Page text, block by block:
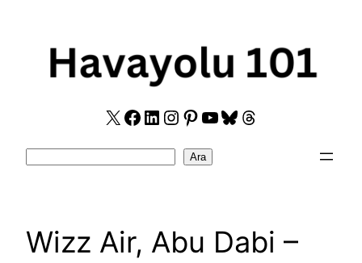
X Facebook
LinkedIn
Instagram
Pinterest
YouTube
Bluesky
Threads
Ara
Wizz Air, Abu Dabi –